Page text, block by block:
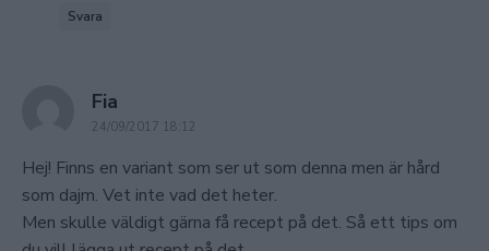
Svara
Fia
24/09/2017 18:12
Hej! Finns en variant som ser ut som denna men är hård
som dajm. Vet inte vad det heter.
Men skulle väldigt gärna få recept på det. Så ett tips om